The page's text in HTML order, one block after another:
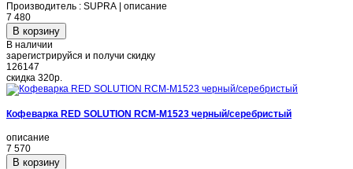
Производитель : SUPRA | описание
7 480
В наличии
зарегистрируйся и получи скидку
126147
скидка 320р.
Кофеварка RED SOLUTION RCM-M1523 черный/серебристый
описание
7 570